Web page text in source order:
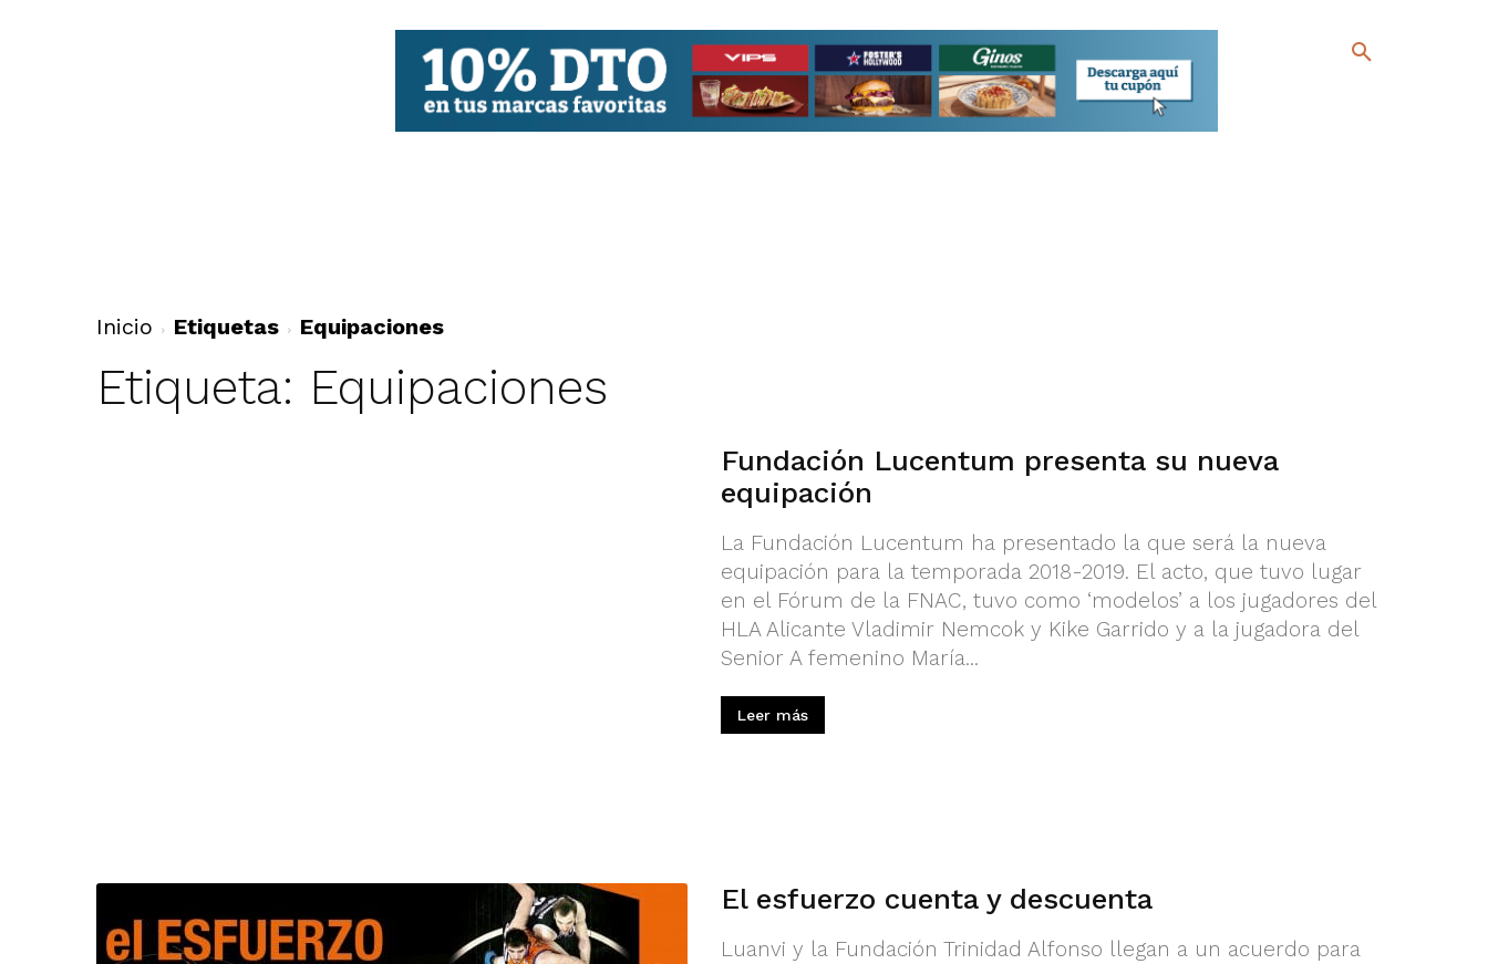
Inicio Etiquetas Equipaciones
Etiqueta: Equipaciones
Fundación Lucentum presenta su nueva
equipación
La Fundación Lucentum ha presentado la que será la nueva
equipación para la temporada 2018-2019. El acto, que tuvo lugar
en el Fórum de la FNAC, tuvo como ‘modelos’ a los jugadores del
HLA Alicante Vladimir Nemcok y Kike Garrido y a la jugadora del
Senior A femenino María...
Leer más
El esfuerzo cuenta y descuenta
Luanvi y la Fundación Trinidad Alfonso llegan a un acuerdo para